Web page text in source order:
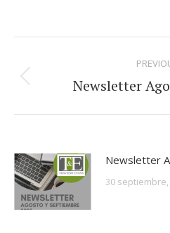
FacebookLinkedIn
navigation
Newsletter
Newsletter
30 septiembre,